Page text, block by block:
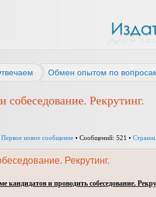
Обмен опытом по
собеседование. Рекрутинг.
Первое новое сообщение • Сообщений: 521 •
Рекрутинг.
и проводить собеседование.